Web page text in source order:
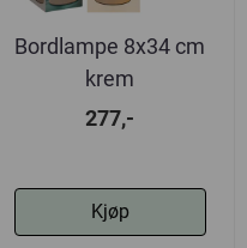
Bordlampe 8x34 cm
krem
277,-
Kjøp